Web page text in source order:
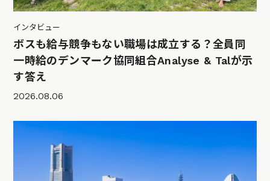
インタビュー
ボスも給与競争もない職場は成立する？全員同
一時給のデンマーク協同組合Analyse & Talが示
す答え
2026.08.06